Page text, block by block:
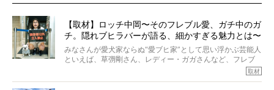
【取材】ロッチ中岡〜そのフレブル愛、ガチ中のガ
チ。隠れブヒラバーが語る、細かすぎる魅力とは〜
【前編】
みなさんが愛犬家ならぬ“愛ブヒ家”として思い浮かぶ芸能人
といえば、草彅剛さん、レディー・ガガさんなど、フレブ
ルを飼っている方が多いと思います。が、ロッチ中岡さん
も、じつは大のフレブルラバーだというのをご存知です
取材